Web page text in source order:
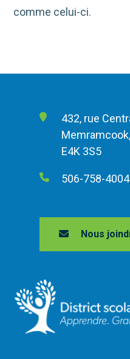
comme celui-ci.
432, rue
E4K 3S5
506-758-4004
Nous